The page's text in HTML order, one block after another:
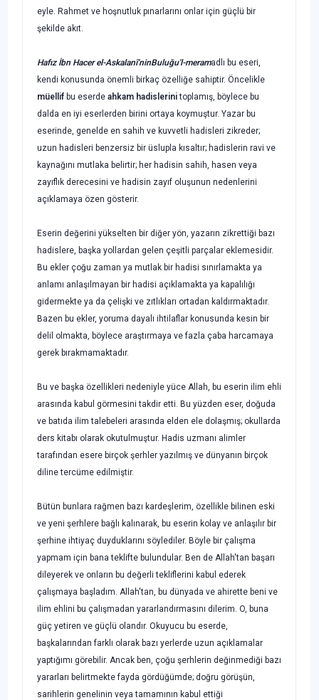
eyle. Rahmet ve hoş­nutluk pınarlarını onlar için güçlü bir
şekilde akıt.
Hafız İbn Hacer el-Askalanî'ninBuluğu'l-meramadlı bu eseri,
kendi konusunda önemli birkaç özelliğe sahiptir. Öncelikle
müellif bu eserde ahkam hadislerinitopla­mış, böylece bu
dalda en iyi eserlerden birini ortaya koymuştur. Yazar bu
eserinde, genelde en sahih ve kuvvetli hadisleri zikreder;
uzun hadisleri benzersiz bir üslupla kısaltır; hadislerin ravi ve
kaynağını mutlaka belirtir; her hadisin sahih, hasen veya
zayıflık derecesini ve hadisin zayıf oluşunun nedenlerini
açıklamaya özen gösterir.
Eserin değerini yükselten bir diğer yön, yazarın zikrettiği bazı
hadislere, başka yol­lardan gelen çeşitli parçalar eklemesidir.
Bu ekler çoğu zaman ya mutlak bir hadisi sınırlamakta ya
anlamı anlaşılmayan bir hadisi açıklamakta ya kapalılığı
gidermekte ya da çelişki ve zıtlıkları ortadan kaldırmaktadır.
Bazen bu ekler, yoruma dayalı ihti­laflar konusunda kesin bir
delil olmakta, böylece araştırmaya ve fazla çaba harca­maya
gerek bırakmamaktadır.
Bu ve başka özellikleri nedeniyle yüce Allah, bu eserin ilim ehli
arasında kabul görmesini takdir etti. Bu yüzden eser, doğuda
ve batıda ilim talebeleri arasında el­den ele dolaşmış; okullarda
ders kitabı olarak okutulmuştur. Hadis uzmanı alimler
tarafından esere birçok şerhler yazılmış ve dünyanın birçok
diline tercüme edilmiştir.
Bütün bunlara rağmen bazı kardeşlerim, özellikle bilinen eski
ve yeni şerhlere bağlı kalınarak, bu eserin kolay ve anlaşılır bir
şerhine ihtiyaç duyduklarını söyledi­ler. Böyle bir çalışma
yapmam için bana teklifte bulundular. Ben de Allah'tan başarı
dileyerek ve onların bu değerli tekliflerini kabul ederek
çalışmaya başladım. Al­lah'tan, bu dünyada ve ahirette beni ve
ilim ehlini bu çalışmadan yararlandırmasını dilerim. O, buna
güç yetiren ve güçlü olandır. Okuyucu bu eserde,
başkalarından farklı olarak bazı yerlerde uzun açıklamalar
yaptığımı görebilir. Ancak ben, çoğu şerhlerin değinmediği bazı
yararları belirtmekte fayda gördüğümde; doğru görüşün,
sarihlerin genelinin veya tamamının kabul ettiği